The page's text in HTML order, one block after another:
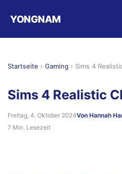
YONGNAM
Startseite › Gaming › Sims 4
Sims 4 Realistic
Freitag, 4. Oktober 2024Von Hannah
7 Min. Lesezeit